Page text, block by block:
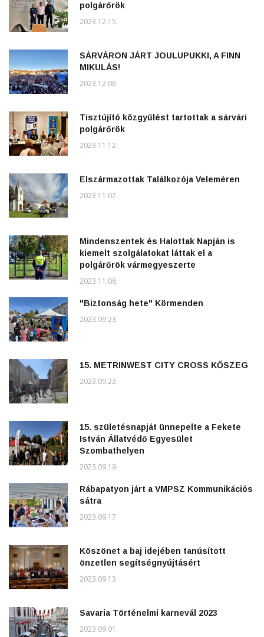
polgárőrök
2023.12.15.
SÁRVÁRON JÁRT JOULUPUKKI, A FINN
MIKULÁS!
2023.12.06.
Tisztújító közgyűlést tartottak a sárvári
polgárőrök
2023.11.12.
Elszármazottak Találkozója Veleméren
2023.11.07.
Mindenszentek és Halottak Napján is
kiemelt szolgálatokat láttak el a
polgárőrök vármegyeszerte
2023.11.06.
"Biztonság hete" Körmenden
2023.09.23.
15. METRINWEST CITY CROSS KŐSZEG
2023.09.23.
15. születésnapját ünnepelte a Fekete
István Állatvédő Egyesület
Szombathelyen
2023.09.19.
Rábapatyon járt a VMPSZ Kommunikációs
sátra
2023.09.17.
Köszönet a baj idejében tanúsított
önzetlen segítségnyújtásért
2023.09.13.
Savaria Történelmi karnevál 2023
2023.09.01.